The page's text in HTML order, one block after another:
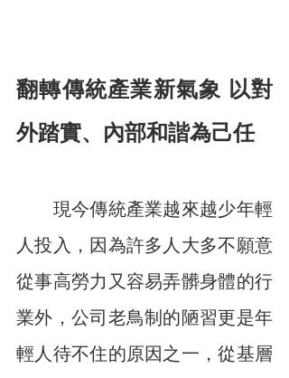
翻轉傳統產業新氣象 以對
外踏實、內部和諧為己任
現今傳統產業越來越少年輕
人投入，因為許多人大多不願意
從事高勞力又容易弄髒身體的行
業外，公司老鳥制的陋習更是年
輕人待不住的原因之一，從基層